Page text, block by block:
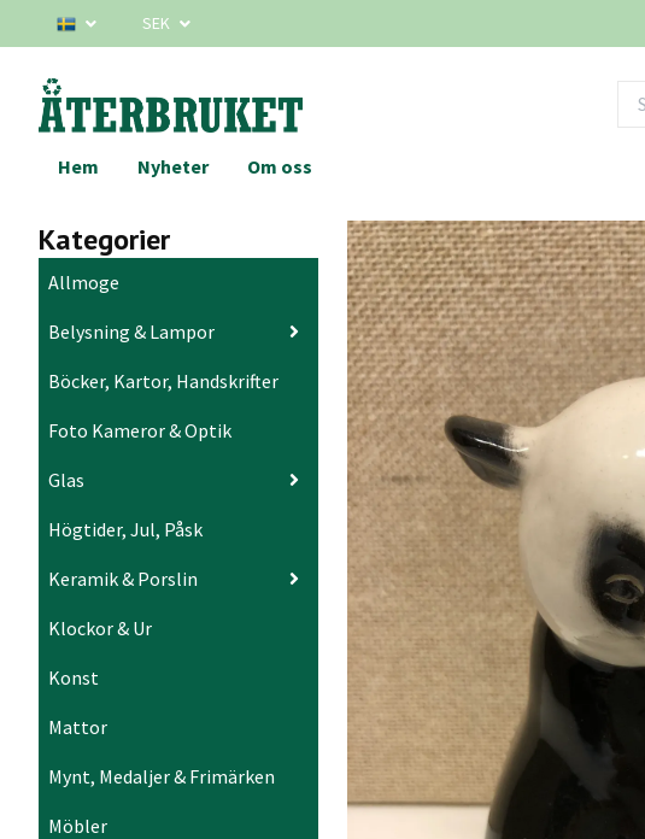
SEK
Hem Nyheter Om oss
Kategorier
Allmoge
Belysning & Lampor
Böcker, Kartor, Handskrifter
Foto Kameror & Optik
Glas
Högtider, Jul, Påsk
Keramik & Porslin
Klockor & Ur
Konst
Mattor
Mynt, Medaljer & Frimärken
Möbler